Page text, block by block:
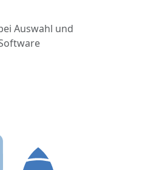
Auswahl und